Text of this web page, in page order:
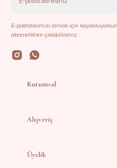
E-postalarımızı almak için
abonelikten çıkabilirsiniz.
Kurumsal
Alışveriş
Üyelik